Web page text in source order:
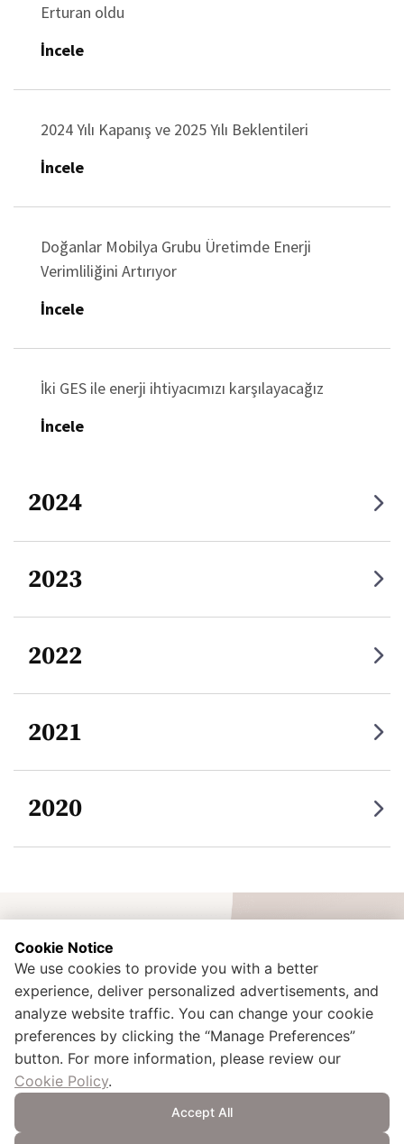
Erturan oldu
İncele
2024 Yılı Kapanış ve 2025 Yılı Beklentileri
İncele
Doğanlar Mobilya Grubu Üretimde Enerji
Verimliliğini Artırıyor
İncele
İki GES ile enerji ihtiyacımızı karşılayacağız
İncele
2024
2023
2022
2021
2020
İdealtepe Mah. Rıfkı Tongsir Cad. No:107 Küçükyalı / Maltepe /
İstanbul - TÜRKİYE
+90 216 425 00 02
kurumsal.iletisim@doganlarholding.com.tr
Ziyaretçi Aydınlatma Metni
Cookie Notice
We use cookies to provide you with a better
experience, deliver personalized advertisements, and
analyze website traffic. You can change your cookie
preferences by clicking the “Manage Preferences”
button. For more information, please review our
Cookie Policy.
Accept All